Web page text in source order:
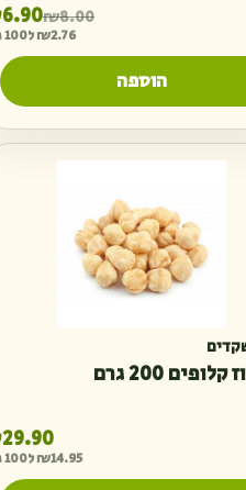
₪8.00
6.90
₪2.76 ל100 גרם
הוספה
200 גרם
29.90
₪14.95 ל100 גרם